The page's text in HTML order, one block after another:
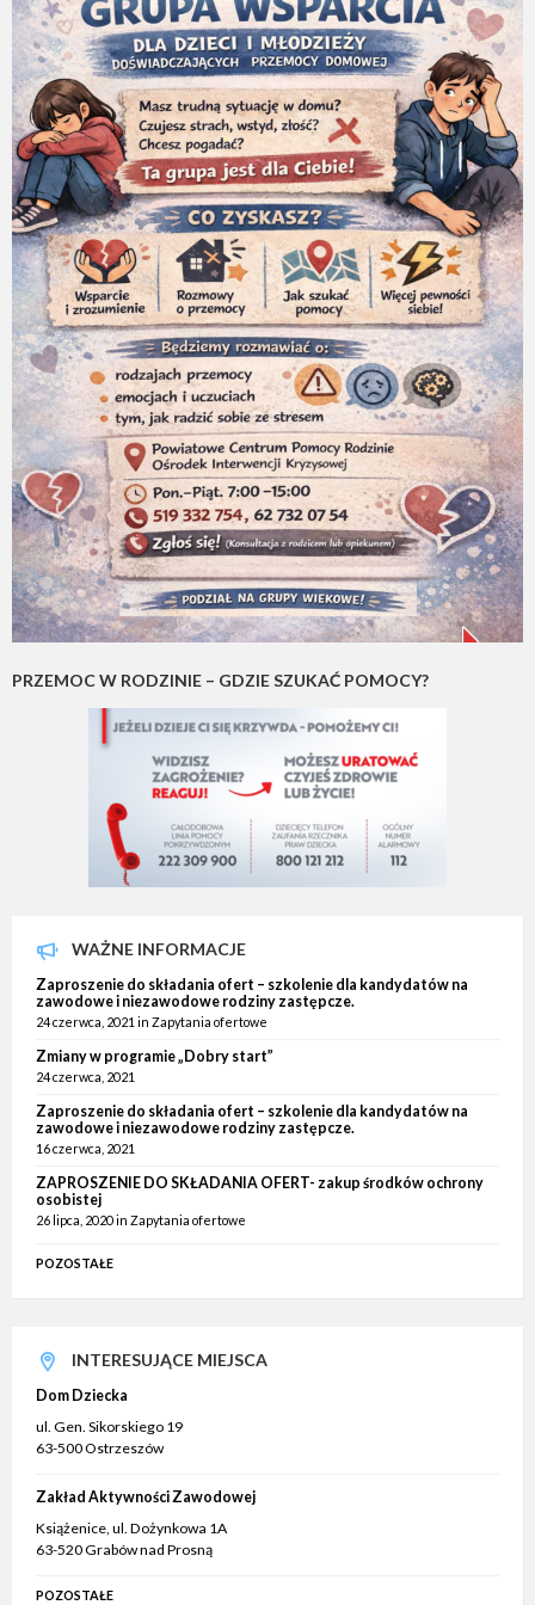
PRZEMOC W RODZINIE – GDZIE SZUKAĆ POMOCY?
WAŻNE INFORMACJE
Zaproszenie do składania ofert – szkolenie dla kandydatów na
zawodowe i niezawodowe rodziny zastępcze.
24 czerwca, 2021 in Zapytania ofertowe
Zmiany w programie „Dobry start”
24 czerwca, 2021
Zaproszenie do składania ofert – szkolenie dla kandydatów na
zawodowe i niezawodowe rodziny zastępcze.
16 czerwca, 2021
ZAPROSZENIE DO SKŁADANIA OFERT- zakup środków ochrony
osobistej
26 lipca, 2020in Zapytania ofertowe
POZOSTAŁE
INTERESUJĄCE MIEJSCA
Dom Dziecka
ul. Gen. Sikorskiego 19
63-500 Ostrzeszów
Zakład Aktywności Zawodowej
Książenice, ul. Dożynkowa 1A
63-520 Grabów nad Prosną
POZOSTAŁE